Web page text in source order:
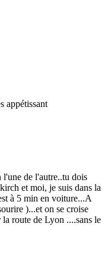
appétissant
l'une de l'autre..tu dois
et moi, je suis dans la
à 5 min en voiture...A
)...et on se croise
route de Lyon ....sans le